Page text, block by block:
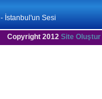
- İstanbul'un Sesi
Copyright 2012 Site Oluştur